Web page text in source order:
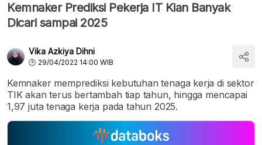
Kemnaker Prediksi Pekerja IT Kian Banyak
Dicari sampai 2025
Vika Azkiya Dihni
29/04/2022 14:00 WIB
Kemnaker memprediksi kebutuhan tenaga kerja di sektor
TIK akan terus bertambah tiap tahun, hingga mencapai
1,97 juta tenaga kerja pada tahun 2025.